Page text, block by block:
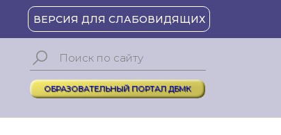
ВЕРСИЯ ДЛЯ СЛАБОВИДЯЩИХ
ОБРАЗОВАТЕЛЬНЫЙ ПОРТАЛ ДБМК